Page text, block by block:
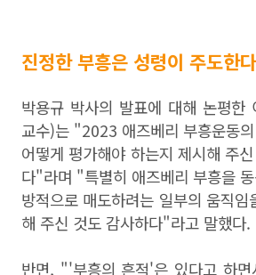
진정한 부흥은 성령이 주도한다
박용규 박사의 발표에 대해 논평한
교수)는 "2023 애즈베리 부흥운동
어떻게 평가해야 하는지 제시해 주
다"라며 "특별히 애즈베리 부흥을
방적으로 매도하려는 일부의 움직
해 주신 것도 감사하다"라고 말했다.
반면, "'부흥의 흔적'은 있다고 하면